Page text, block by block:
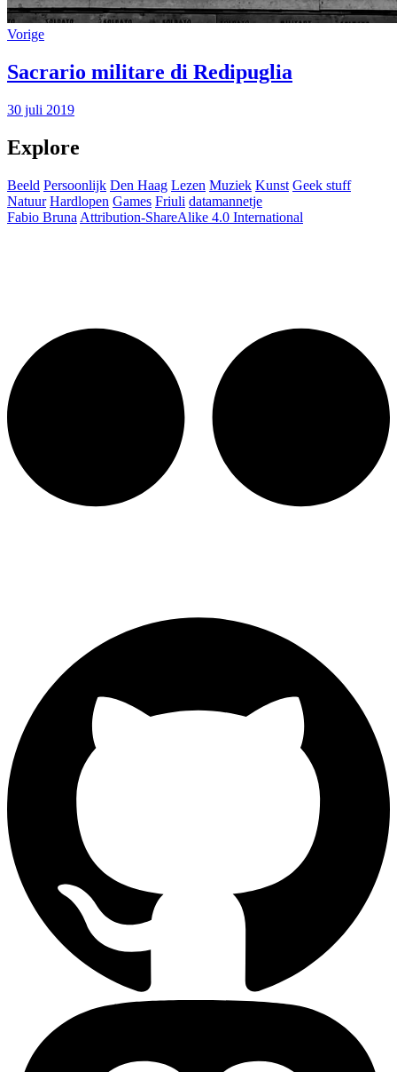
Vorige
Sacrario militare di Redipuglia
30 juli 2019
Explore
Beeld Persoonlijk Den Haag Lezen Muziek Kunst Geek stuff
Natuur Hardlopen Games Friuli datamannetje
Fabio Bruna Attribution-ShareAlike 4.0 International